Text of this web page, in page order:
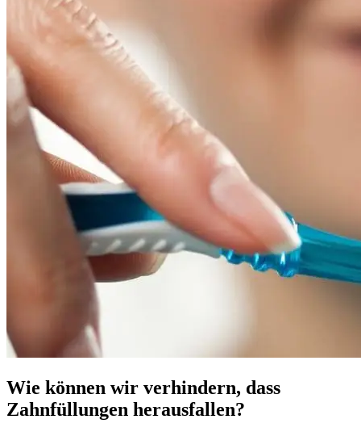
Wie können wir verhindern, dass
Zahnfüllungen herausfallen?